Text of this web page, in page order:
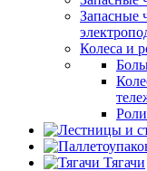
Запасные
Колеса и
Тягачи